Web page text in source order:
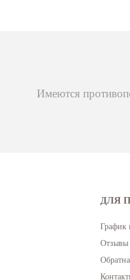
Имеются
ДЛЯ
График
Отзывы